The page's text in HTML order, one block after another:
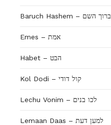
Baruch Hashem – ברוך השם
Emes – אמת
Habet – הבט
Kol Dodi – קול דודי
Lechu Vonim – לכו בנים
Lemaan Daas – למען דעת